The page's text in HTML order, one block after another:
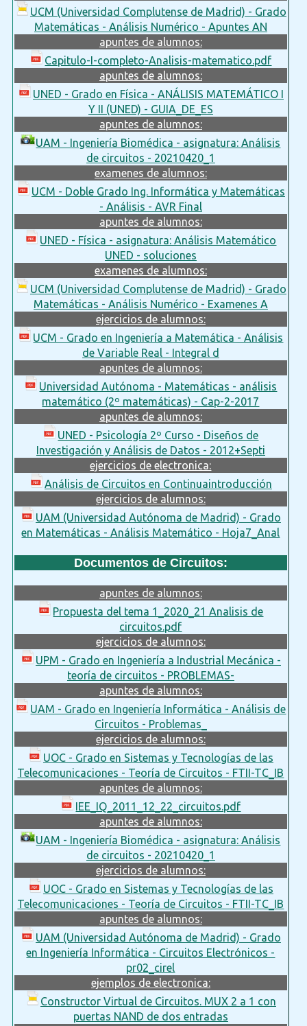
UCM (Universidad Complutense de Madrid) - Grado
Matemáticas - Análisis Numérico - Apuntes AN
apuntes de alumnos:
Capitulo-I-completo-Analisis-matematico.pdf
apuntes de alumnos:
UNED - Grado en Física - ANÁLISIS MATEMÁTICO I
Y II (UNED) - GUIA_DE_ES
apuntes de alumnos:
UAM - Ingeniería Biomédica - asignatura: Análisis
de circuitos - 20210420_1
examenes de alumnos:
UCM - Doble Grado Ing. Informática y Matemáticas
- Análisis - AVR Final
apuntes de alumnos:
UNED - Física - asignatura: Análisis Matemático
UNED - soluciones
examenes de alumnos:
UCM (Universidad Complutense de Madrid) - Grado
Matemáticas - Análisis Numérico - Examenes A
ejercicios de alumnos:
UCM - Grado en Ingeniería a Matemática - Análisis
de Variable Real - Integral d
apuntes de alumnos:
Universidad Autónoma - Matemáticas - análisis
matemático (2º matemáticas) - Cap-2-2017
apuntes de alumnos:
UNED - Psicología 2º Curso - Diseños de
Investigación y Análisis de Datos - 2012+Septi
ejercicios de electronica:
Análisis de Circuitos en Continuaintroducción
ejercicios de alumnos:
UAM (Universidad Autónoma de Madrid) - Grado
en Matemáticas - Análisis Matemático - Hoja7_Anal
Documentos de Circuitos:
apuntes de alumnos:
Propuesta del tema 1_2020_21 Analisis de
circuitos.pdf
ejercicios de alumnos:
UPM - Grado en Ingeniería a Industrial Mecánica -
teoría de circuitos - PROBLEMAS-
apuntes de alumnos:
UAM - Grado en Ingeniería Informática - Análisis de
Circuitos - Problemas_
ejercicios de alumnos:
UOC - Grado en Sistemas y Tecnologías de las
Telecomunicaciones - Teoría de Circuitos - FTII-TC_IB
apuntes de alumnos:
IEE_IQ_2011_12_22_circuitos.pdf
apuntes de alumnos:
UAM - Ingeniería Biomédica - asignatura: Análisis
de circuitos - 20210420_1
ejercicios de alumnos:
UOC - Grado en Sistemas y Tecnologías de las
Telecomunicaciones - Teoría de Circuitos - FTII-TC_IB
apuntes de alumnos:
UAM (Universidad Autónoma de Madrid) - Grado
en Ingeniería Informática - Circuitos Electrónicos -
pr02_cirel
ejemplos de electronica:
Constructor Virtual de Circuitos. MUX 2 a 1 con
puertas NAND de dos entradas